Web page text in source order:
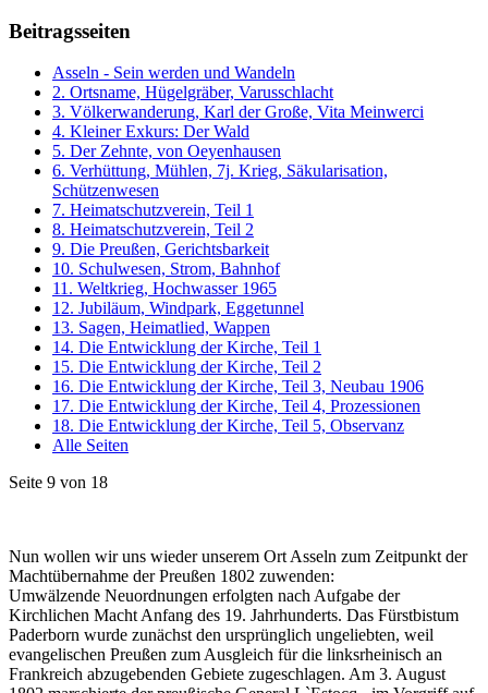
Beitragsseiten
Asseln - Sein werden und Wandeln
2. Ortsname, Hügelgräber, Varusschlacht
3. Völkerwanderung, Karl der Große, Vita Meinwerci
4. Kleiner Exkurs: Der Wald
5. Der Zehnte, von Oeyenhausen
6. Verhüttung, Mühlen, 7j. Krieg, Säkularisation,
Schützenwesen
7. Heimatschutzverein, Teil 1
8. Heimatschutzverein, Teil 2
9. Die Preußen, Gerichtsbarkeit
10. Schulwesen, Strom, Bahnhof
11. Weltkrieg, Hochwasser 1965
12. Jubiläum, Windpark, Eggetunnel
13. Sagen, Heimatlied, Wappen
14. Die Entwicklung der Kirche, Teil 1
15. Die Entwicklung der Kirche, Teil 2
16. Die Entwicklung der Kirche, Teil 3, Neubau 1906
17. Die Entwicklung der Kirche, Teil 4, Prozessionen
18. Die Entwicklung der Kirche, Teil 5, Observanz
Alle Seiten
Seite 9 von 18
Nun wollen wir uns wieder unserem Ort Asseln zum Zeitpunkt der
Machtübernahme der Preußen 1802 zuwenden:
Umwälzende Neuordnungen erfolgten nach Aufgabe der
Kirchlichen Macht Anfang des 19. Jahrhunderts. Das Fürstbistum
Paderborn wurde zunächst den ursprünglich ungeliebten, weil
evangelischen Preußen zum Ausgleich für die linksrheinisch an
Frankreich abzugebenden Gebiete zugeschlagen. Am 3. August